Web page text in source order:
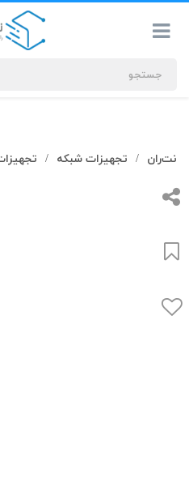
جستجوهای
شما
#کابل شبکه
بیشترین
جستجوهای
#کابل شبکه
نت‌ران / تجهیزات شبکه /